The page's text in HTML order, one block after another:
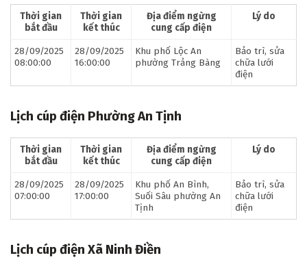
Thời gian
bắt đầu
Thời gian
kết thúc
Địa điểm ngừng
cung cấp điện
Lý do
28/09/2025
08:00:00
28/09/2025
16:00:00
Khu phố Lộc An
phường Trảng Bàng
Bảo trì, sửa
chữa lưới
điện
Lịch cúp điện Phường An Tịnh
Thời gian
bắt đầu
Thời gian
kết thúc
Địa điểm ngừng
cung cấp điện
Lý do
28/09/2025
07:00:00
28/09/2025
17:00:00
Khu phố An Bình,
Suối Sâu phường An
Tịnh
Bảo trì, sửa
chữa lưới
điện
Lịch cúp điện Xã Ninh Điền